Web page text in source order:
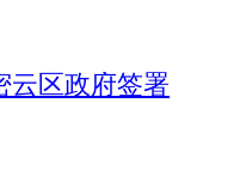
云区政府签署